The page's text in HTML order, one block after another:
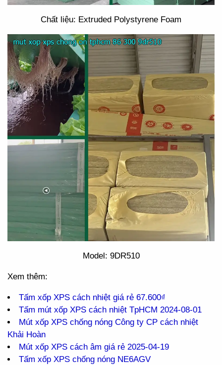
Chất liệu: Extruded Polystyrene Foam
Model: 9DR510
Xem thêm:
Tấm xốp XPS cách nhiệt giá rẻ 67.600₫
Tấm mút xốp XPS cách nhiệt TpHCM 2024-08-01
Mút xốp XPS chống nóng Công ty CP cách nhiệt
Khải Hoàn
Mút xốp XPS cách âm giá rẻ 2025-04-19
Tấm xốp XPS chống nóng NE6AGV